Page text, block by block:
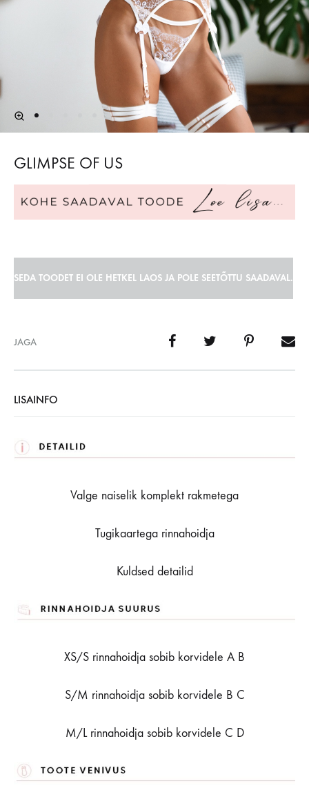
GLIMPSE OF US
SEDA TOODET EI OLE HETKEL LAOS JA POLE SEETÕTTU SAADAVAL.
JAGA
LISAINFO
Valge naiselik komplekt rakmetega
Tugikaartega rinnahoidja
Kuldsed detailid
XS/S rinnahoidja sobib korvidele A B
S/M rinnahoidja sobib korvidele B C
M/L rinnahoidja sobib korvidele C D